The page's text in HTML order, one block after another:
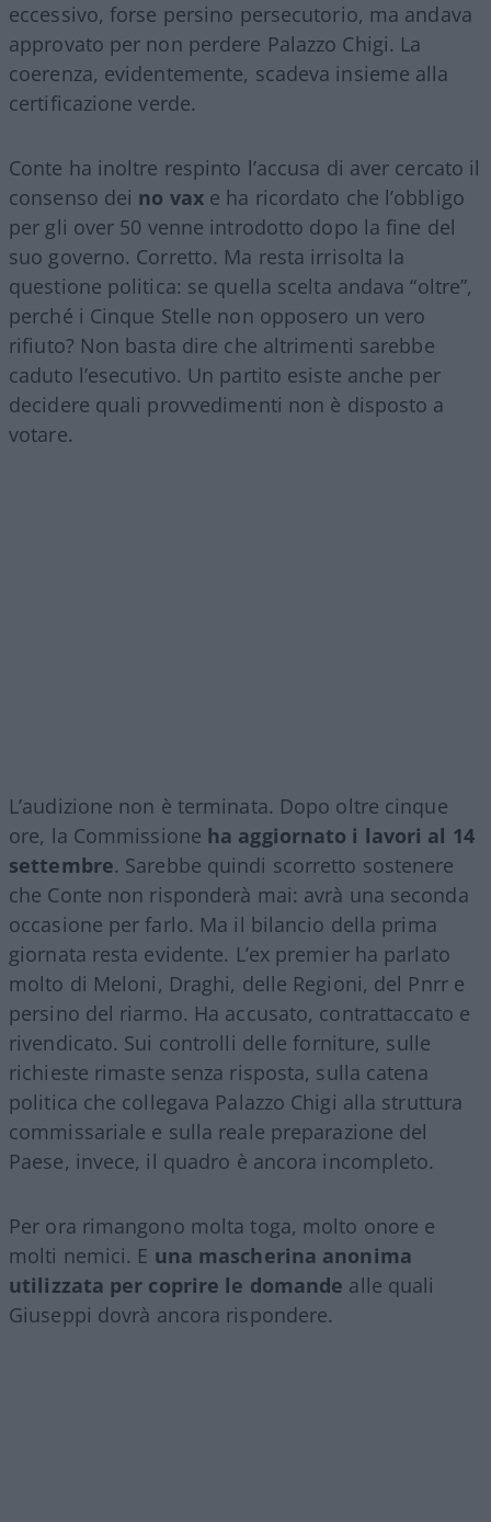
eccessivo, forse persino persecutorio, ma andava
approvato per non perdere Palazzo Chigi. La
coerenza, evidentemente, scadeva insieme alla
certificazione verde.
Conte ha inoltre respinto l’accusa di aver cercato il
consenso dei no vaxe ha ricordato che l’obbligo
per gli over 50 venne introdotto dopo la fine del
suo governo. Corretto. Ma resta irrisolta la
questione politica: se quella scelta andava “oltre”,
perché i Cinque Stelle non opposero un vero
rifiuto? Non basta dire che altrimenti sarebbe
caduto l’esecutivo. Un partito esiste anche per
decidere quali provvedimenti non è disposto a
votare.
L’audizione non è terminata. Dopo oltre cinque
ore, la Commissione ha aggiornato i lavori al 14
settembre. Sarebbe quindi scorretto sostenere
che Conte non risponderà mai: avrà una seconda
occasione per farlo. Ma il bilancio della prima
giornata resta evidente. L’ex premier ha parlato
molto di Meloni, Draghi, delle Regioni, del Pnrr e
persino del riarmo. Ha accusato, contrattaccato e
rivendicato. Sui controlli delle forniture, sulle
richieste rimaste senza risposta, sulla catena
politica che collegava Palazzo Chigi alla struttura
commissariale e sulla reale preparazione del
Paese, invece, il quadro è ancora incompleto.
Per ora rimangono molta toga, molto onore e
molti nemici. E una mascherina anonima
utilizzata per coprire le domande alle quali
Giuseppi dovrà ancora rispondere.